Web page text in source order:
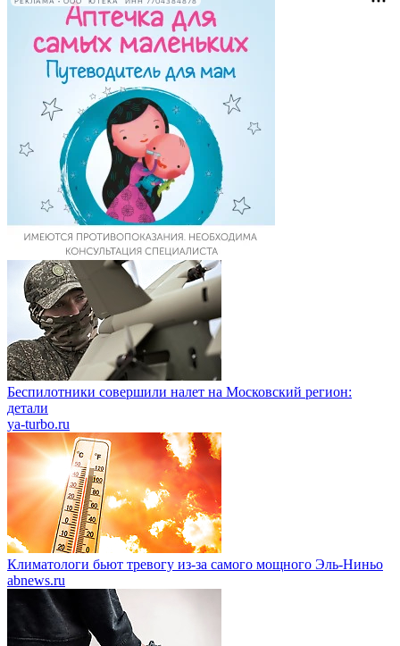
Беспилотники совершили налет на Московский регион:
детали
ya-turbo.ru
Климатологи бьют тревогу из-за самого мощного Эль-Ниньо
abnews.ru